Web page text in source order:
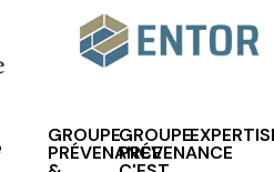
GROUPE
PRÉVENANCE
GROUPE
PRÉVENANCE